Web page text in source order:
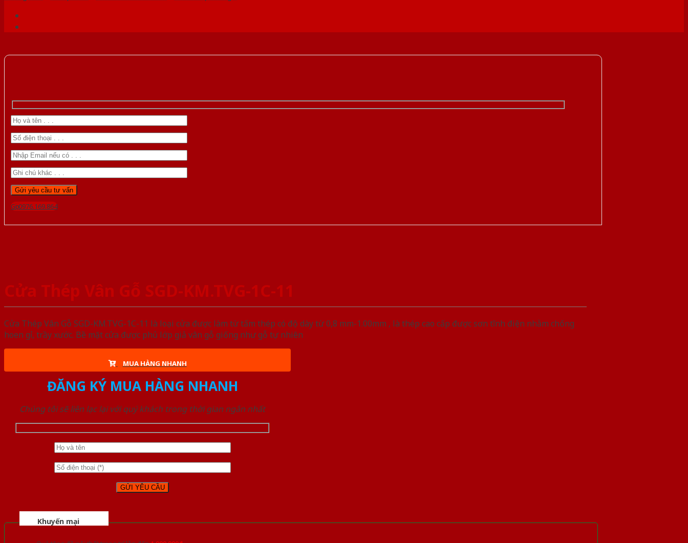
Gọi 0976.169.864
Cửa Thép Vân Gỗ SGD-KM.TVG-1C-11
Cửa Thép Vân Gỗ SGD-KM.TVG-1C-11 là loại cửa được làm từ tấm thép có độ dày từ 0,8 mm-1.00mm , là thép cao cấp được sơn tĩnh điện nhằm chống
hoen gỉ, trầy xước. Bề mặt cửa được phủ lớp giả vân gỗ giống như gỗ tự nhiên
MUA HÀNG NHANH
ĐĂNG KÝ MUA HÀNG NHANH
Chúng tôi sẽ liên lạc lại với quý khách trong thời gian ngắn nhất
Khuyến mại